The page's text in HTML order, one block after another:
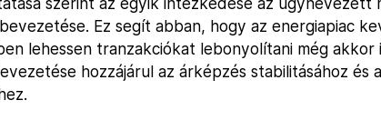
Ez segít abban, hogy az energiapiac
lehessen tranzakciókat lebonyolítani még akkor
hozzájárul az árképzés stabilitásához és